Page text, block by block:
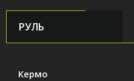
РУЛЬ
Кермо